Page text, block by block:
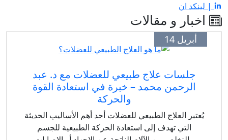
| لينكد ان
اخبار و مقالات
أبريل 14
جلسات علاج طبيعي للعضلات مع د. عبد
الرحمن محمد – خبرة في استعادة القوة
والحركة
يُعتبر العلاج الطبيعي للعضلات أحد أهم الأساليب الحديثة
التي تهدف إلى استعادة الحركة الطبيعية للجسم